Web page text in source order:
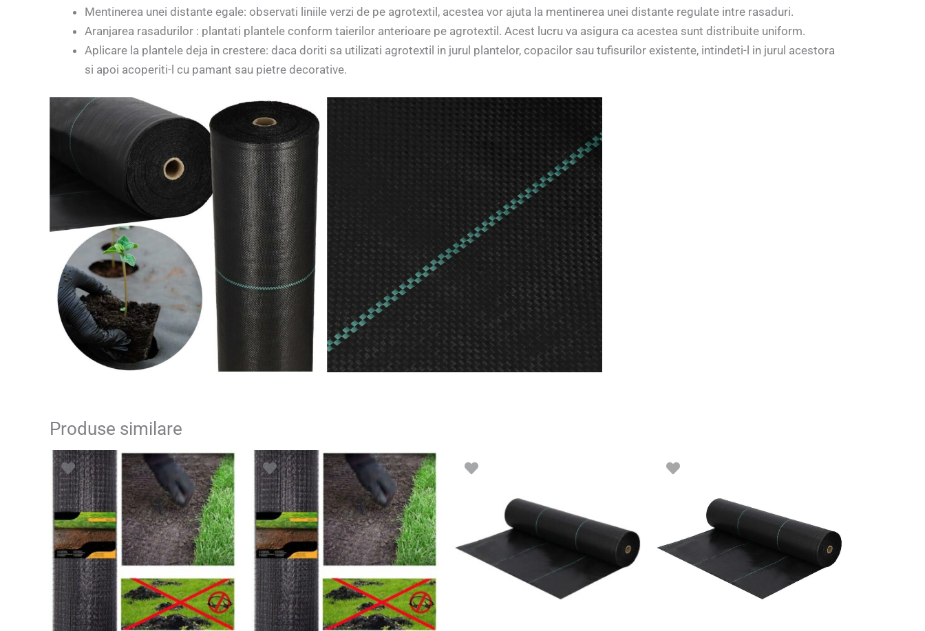
Mentinerea unei distante egale: observati liniile verzi de pe agrotextil, acestea vor ajuta la mentinerea unei distante regulate intre rasaduri.
Aranjarea rasadurilor : plantati plantele conform taierilor anterioare pe agrotextil. Acest lucru va asigura ca acestea sunt distribuite uniform.
Aplicare la plantele deja in crestere: daca doriti sa utilizati agrotextil in jurul plantelor, copacilor sau tufisurilor existente, intindeti-l in jurul acestora
si apoi acoperiti-l cu pamant sau pietre decorative.
Produse similare